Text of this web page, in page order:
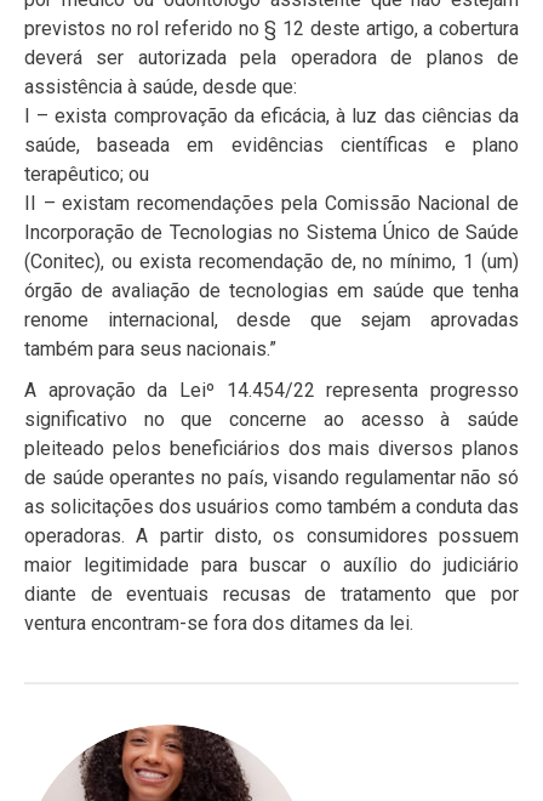
previstos no rol referido no § 12 deste artigo, a cobertura
deverá ser autorizada pela operadora de planos de
assistência à saúde, desde que:
I – exista comprovação da eficácia, à luz das ciências da
saúde, baseada em evidências científicas e plano
terapêutico; ou
II – existam recomendações pela Comissão Nacional de
Incorporação de Tecnologias no Sistema Único de Saúde
(Conitec), ou exista recomendação de, no mínimo, 1 (um)
órgão de avaliação de tecnologias em saúde que tenha
renome internacional, desde que sejam aprovadas
também para seus nacionais.”
A aprovação da Leiº 14.454/22 representa progresso
significativo no que concerne ao acesso à saúde
pleiteado pelos beneficiários dos mais diversos planos
de saúde operantes no país, visando regulamentar não só
as solicitações dos usuários como também a conduta das
operadoras. A partir disto, os consumidores possuem
maior legitimidade para buscar o auxílio do judiciário
diante de eventuais recusas de tratamento que por
ventura encontram-se fora dos ditames da lei.